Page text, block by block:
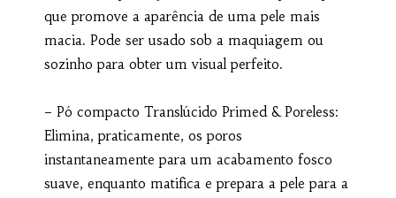
que promove a aparência de uma pele mais
macia. Pode ser usado sob a maquiagem ou
sozinho para obter um visual perfeito.
– Pó compacto Translúcido Primed & Poreless:
Elimina, praticamente, os poros
instantaneamente para um acabamento fosco
suave, enquanto matifica e prepara a pele para a